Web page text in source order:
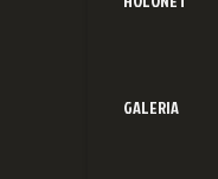
GALERIA